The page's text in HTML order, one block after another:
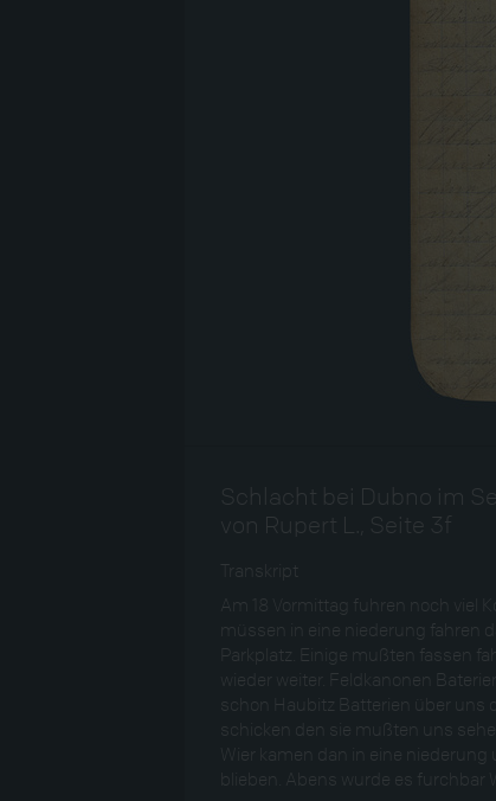
Schlacht bei Dubno im
von Rupert L., Seite 3f
Transkript
Am 18 Vormittag fuhren noch viel
müssen in eine niederung fahren
Parkplatz. Einige mußten fassen
wieder weiter. Feldkanonen
schon Haubitz Batterien über uns
schicken den sie mußten uns
Wier kamen dan in eine
blieben. Abens wurde es furchbar